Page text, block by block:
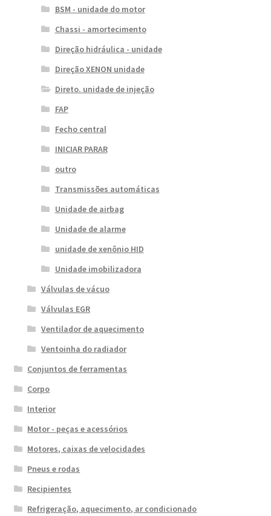
BSM - unidade do motor
Chassi - amortecimento
Direção hidráulica - unidade
Direção XENON unidade
Direto. unidade de injeção
FAP
Fecho central
INICIAR PARAR
outro
Transmissões automáticas
Unidade de airbag
Unidade de alarme
unidade de xenônio HID
Unidade imobilizadora
Válvulas de vácuo
Válvulas EGR
Ventilador de aquecimento
Ventoinha do radiador
Conjuntos de ferramentas
Corpo
Interior
Motor - peças e acessórios
Motores, caixas de velocidades
Pneus e rodas
Recipientes
Refrigeração, aquecimento, ar condicionado